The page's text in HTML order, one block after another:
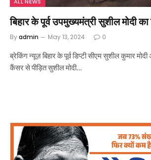
बिहार के पूर्व उपमुख्यमंत्री सुशील मोदी
Byadmin May 13, 2024 0
ब्रेकिंग न्यूज़ बिहार के पूर्व डिप्टी सीएम सुशील कुमार मोदी
कैंसर से पीड़ित सुशील मोदी…